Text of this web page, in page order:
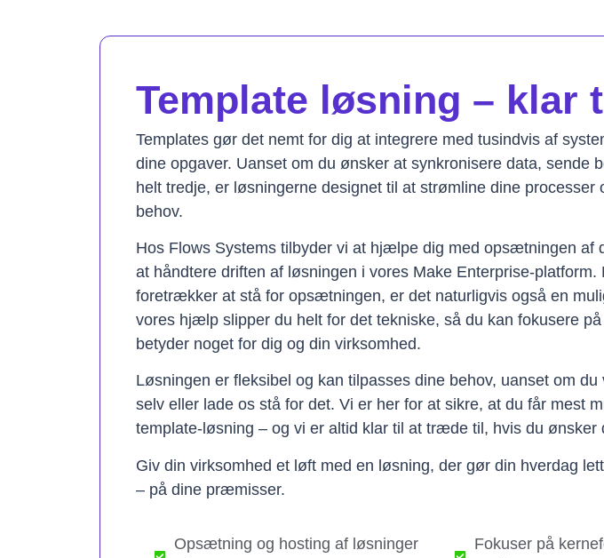
Template løsning – klar
Templates gør det nemt for dig at integrere med tusindvis af
dine opgaver. Uanset om du ønsker at synkronisere data, sende
helt tredje, er løsningerne designet til at strømline dine processer
behov.
Hos Flows Systems tilbyder vi at hjælpe dig med opsætningen af
at håndtere driften af løsningen i vores Make Enterprise-platform.
foretrækker at stå for opsætningen, er det naturligvis også en
vores hjælp slipper du helt for det tekniske, så du kan fokusere
betyder noget for dig og din virksomhed.
Løsningen er fleksibel og kan tilpasses dine behov, uanset om
selv eller lade os stå for det. Vi er her for at sikre, at du får mest
template-løsning – og vi er altid klar til at træde til, hvis du ønsker
Giv din virksomhed et løft med en løsning, der gør din hverdag
– på dine præmisser.
Opsætning og hosting af løsninger
Fokuser på